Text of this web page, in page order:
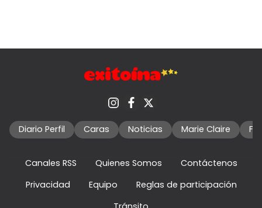
Diario Perfil Caras Noticias Marie Claire
Canales RSS Quienes Somos
Contáctenos
Privacidad
Equipo
Reglas de participación